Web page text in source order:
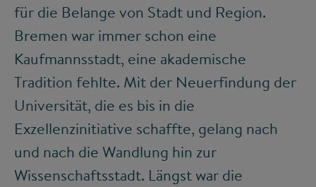
für die Belange von Stadt und Region.
Bremen war immer schon eine
Kaufmannsstadt, eine akademische
Tradition fehlte. Mit der Neuerfindung der
Universität, die es bis in die
Exzellenzinitiative schaffte, gelang nach
und nach die Wandlung hin zur
Wissenschaftsstadt. Längst war die